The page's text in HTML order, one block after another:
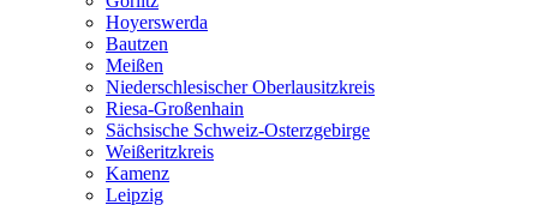
Hoyerswerda
Bautzen
Meißen
Niederschlesischer Oberlausitzkreis
Riesa-Großenhain
Sächsische Schweiz-Osterzgebirge
Weißeritzkreis
Kamenz
Leipzig